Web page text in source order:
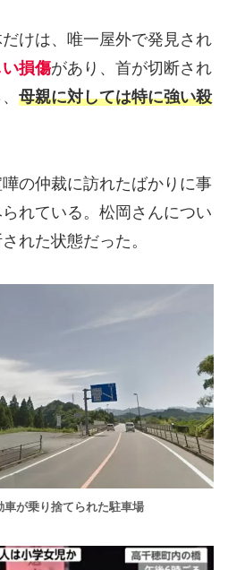
けは、唯一屋外で発見され
損傷があり、首が切断され
母親に対しては特に強い殺
の仲裁に訪れたばかりに事
れている。松岡さんについ
れた状態だった。
車が乗り捨てられた駐車場